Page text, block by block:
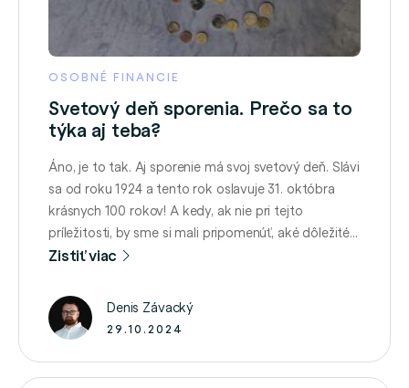
OSOBNÉ FINANCIE
Svetový deň sporenia. Prečo sa to
týka aj teba?
Áno, je to tak. Aj sporenie má svoj svetový deň. Slávi
sa od roku 1924 a tento rok oslavuje 31. októbra
krásnych 100 rokov! A kedy, ak nie pri tejto
príležitosti, by sme si mali pripomenúť, aké dôležité
je sporiť a vytvárať si finančnú rezervu? Budovanie
Zistiť viac
Denis Závacký
29.10.2024